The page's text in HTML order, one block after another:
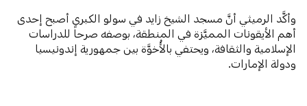
وأكَّد الرميثي أنَّ مسجد الشيخ زايد في سولو الكبرى أصبح إحدى
أهم الأيقونات المميَّزة في المنطقة، بوصفه صرحاً للدراسات
الإسلامية والثقافة، ويحتفي بالأُخوَّة بين جمهورية إندونيسيا
ودولة الإمارات.